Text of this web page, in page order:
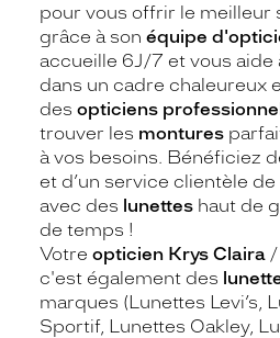
pour vous offrir le meilleur
grâce à son équipe
accueille 6J/7 et vous aide
dans un cadre chaleureux
des opticiens
trouver les montures
à vos besoins. Bénéficiez
et d’un service clientèle
avec des lunettes haut de
de temps !
Votre opticien Krys Claira /
c'est également des
marques (Lunettes Levi’s,
Sportif, Lunettes Oakley,